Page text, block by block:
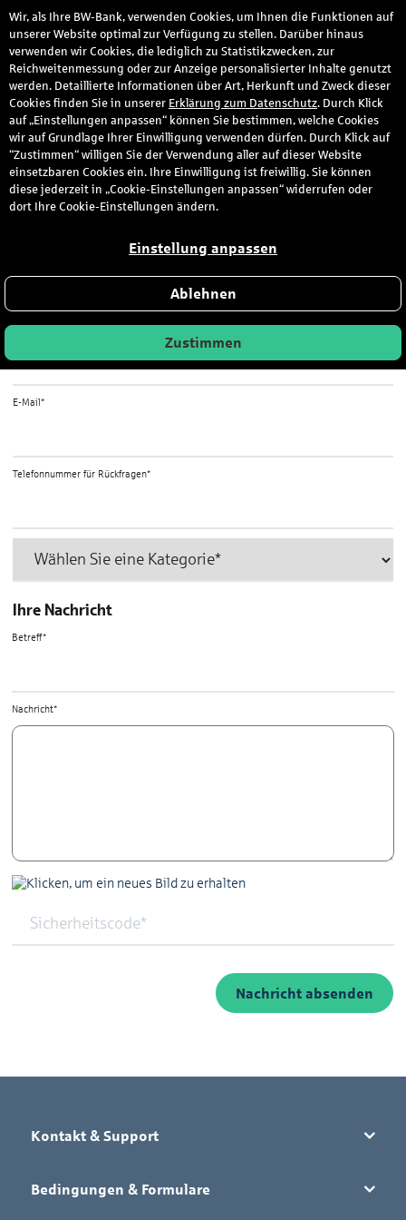
Ihre Nachricht an uns.
Ihre Daten
E-Mail*
Telefonnummer für Rückfragen*
Ihre Nachricht
Betreff*
Nachricht*
Nachricht absenden
Kontakt & Support
Bedingungen & Formulare
Wir, als Ihre BW-Bank, verwenden Cookies, um Ihnen die Funktionen auf
unserer Website optimal zur Verfügung zu stellen. Darüber hinaus
verwenden wir Cookies, die lediglich zu Statistikzwecken, zur
Reichweitenmessung oder zur Anzeige personalisierter Inhalte genutzt
werden. Detaillierte Informationen über Art, Herkunft und Zweck dieser
Cookies finden Sie in unserer Erklärung zum Datenschutz. Durch Klick
auf „Einstellungen anpassen“ können Sie bestimmen, welche Cookies
wir auf Grundlage Ihrer Einwilligung verwenden dürfen. Durch Klick auf
“Zustimmen“ willigen Sie der Verwendung aller auf dieser Website
einsetzbaren Cookies ein. Ihre Einwilligung ist freiwillig. Sie können
diese jederzeit in „Cookie-Einstellungen anpassen“ widerrufen oder
dort Ihre Cookie-Einstellungen ändern.
Einstellung anpassen
Ablehnen
Zustimmen